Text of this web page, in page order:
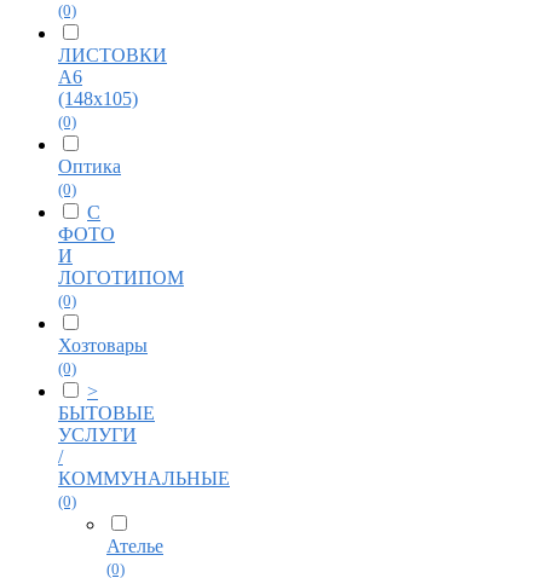
(0)
ЛИСТОВКИ
А6
(148х105)
(0)
Оптика
(0)
С
ФОТО
И
ЛОГОТИПОМ
(0)
Хозтовары
(0)
>
БЫТОВЫЕ
УСЛУГИ
/
КОММУНАЛЬНЫЕ
(0)
Ателье
(0)